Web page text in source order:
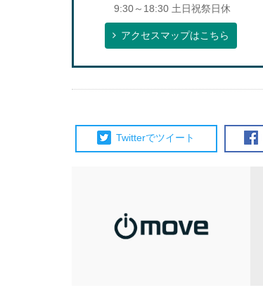
9:30～18:30 土日祝祭日休
アクセスマップはこちら
Twitterでツイート